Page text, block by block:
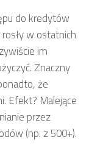
do kredytów
w ostatnich
im
Znaczny
że
Efekt? Malejące
przez
(np. z 500+).